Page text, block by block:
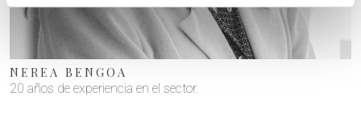
NEREA BENGOA
20 años de experiencia en el sector.